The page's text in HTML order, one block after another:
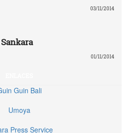
03/11/2014
01/11/2014
Guin Bali
Umoya
Press Service